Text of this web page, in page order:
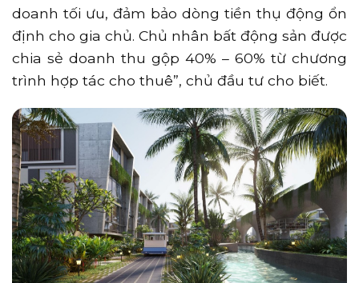
doanh tối ưu, đảm bảo dòng tiền thụ động ổn
định cho gia chủ. Chủ nhân bất động sản được
chia sẻ doanh thu gộp 40% – 60% từ chương
trình hợp tác cho thuê”, chủ đầu tư cho biết.